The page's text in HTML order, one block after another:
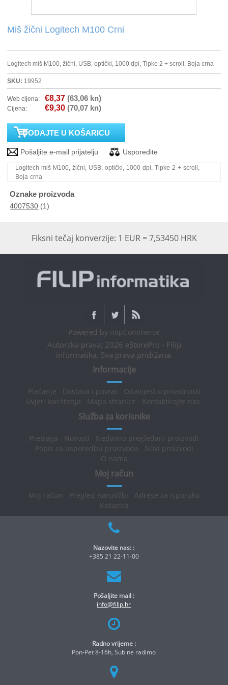
PRINTERI
MONITORI
SOFTWARE
POS OPREMA
PERIFERIJA
PROJEKTORI
ELEKTRIČNI ROMOBILI/BICIKLI
Miš žični Logitech M100 Crni
Logitech miš M100, žični, USB, optički, 1000 dpi, Tipke 2 + scroll, Boja crna
SKU: 19952
Web cijena: €8,37 (63,06 kn)
Cijena: €9,30 (70,07 kn)
Logitech miš M100, žični, USB, optički, 1000 dpi, Tipke 2 + scroll,
Boja crna
Oznake proizvoda
4007530 (1)
Fiksni tečaj konverzije: 1 EUR = 7,53450 HRK
Powered by nopCommerce
Autorska prava; 2026 eStorePro - Filip
informatika. Sva prava pridržana.
Informacije
Plaćanje Dostava i povrat
Obavijest o privatnosti
Uvjeti korištenja
Mapa stranice Kontaktirajte nas .
Služba za korisnike
Pretraga Novosti
Nedavno pregledani proizvodi
Popis za usporedbu proizvoda
Novi proizvodi
O nama
Moj račun
Moj račun Pregled narudžbi
Adrese za isporuku
Košarica
Nazovite nas: :
+385 21 22-11-00
Pošaljite mail :
info@filip.hr
Radno vrijeme :
Pon-Pet 8-16h, Sub ne radimo